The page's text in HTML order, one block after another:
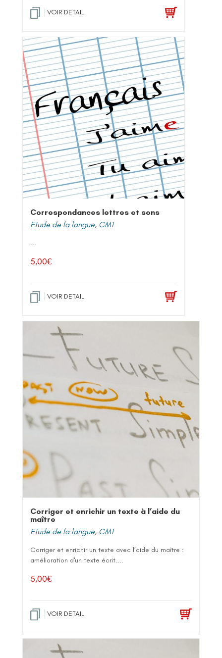
VOIR DETAIL
Correspondances lettres et sons
Etude de la langue, CM1
...
5,00€
VOIR DETAIL
Corriger et enrichir un texte à l’aide du
maître
Etude de la langue, CM1
Corriger et enrichir un texte avec l’aide du maître :
amélioration d'un texte écrit....
5,00€
VOIR DETAIL